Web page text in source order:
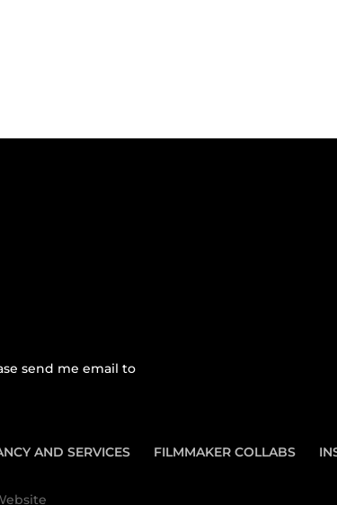
send me email to
AND SERVICES FILMMAKER COLLABS